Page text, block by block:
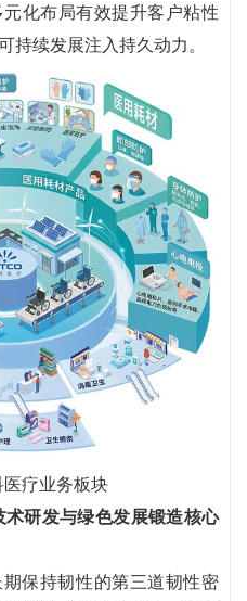
化布局有效提升客户粘性
持续发展注入持久动力。
疗业务板块
术研发与绿色发展锻造核心
保持韧性的第三道韧性密